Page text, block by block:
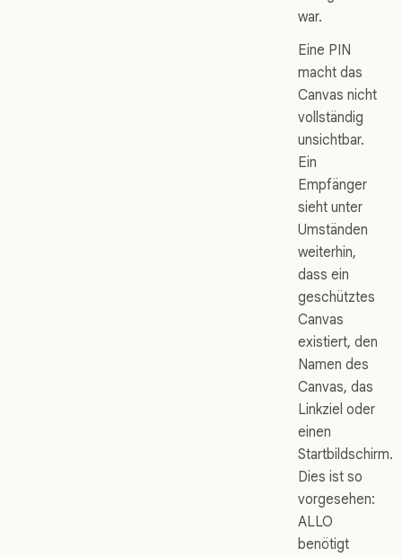
war.
Eine PIN
macht das
Canvas nicht
vollständig
unsichtbar.
Ein
Empfänger
sieht unter
Umständen
weiterhin,
dass ein
geschütztes
Canvas
existiert, den
Namen des
Canvas, das
Linkziel oder
einen
Startbildschirm.
Dies ist so
vorgesehen:
ALLO
benötigt